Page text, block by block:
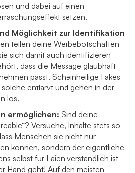
und dabei auf einen
setzen.
Möglichkeit zur Identifikation
teilen deine Werbebotschaften
sich damit auch identifizieren
dass die Message glaubhaft
passt. Scheinheilige Fakes
solche entlarvt und gehen in der
los.
ermöglichen: Sind deine
Versuche, Inhalte stets so
Menschen sie nicht nur
können, sondern der eigentliche
selbst für Laien verständlich ist
Hand geht! Auf den meisten